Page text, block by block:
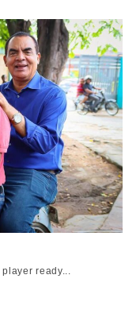
player ready...